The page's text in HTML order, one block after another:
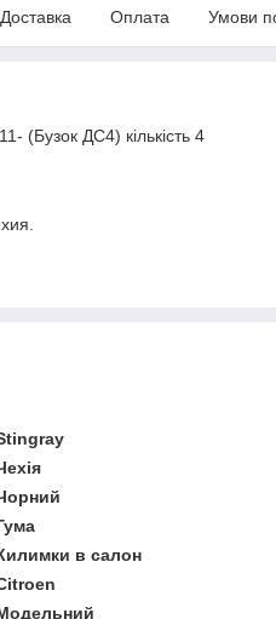
Доставка Оплата Умови
(Бузок ДС4) кількість 4
в салон